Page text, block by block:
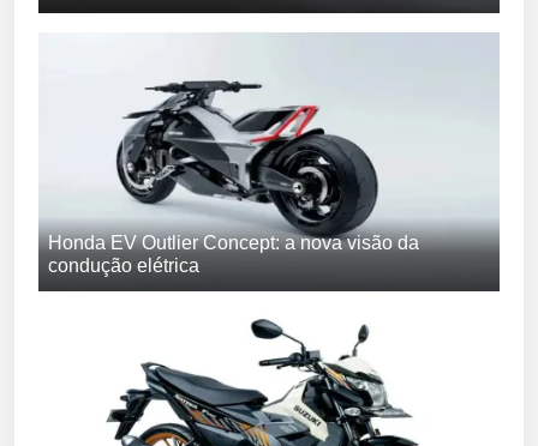
Honda EV Outlier Concept: a nova visão da
condução elétrica